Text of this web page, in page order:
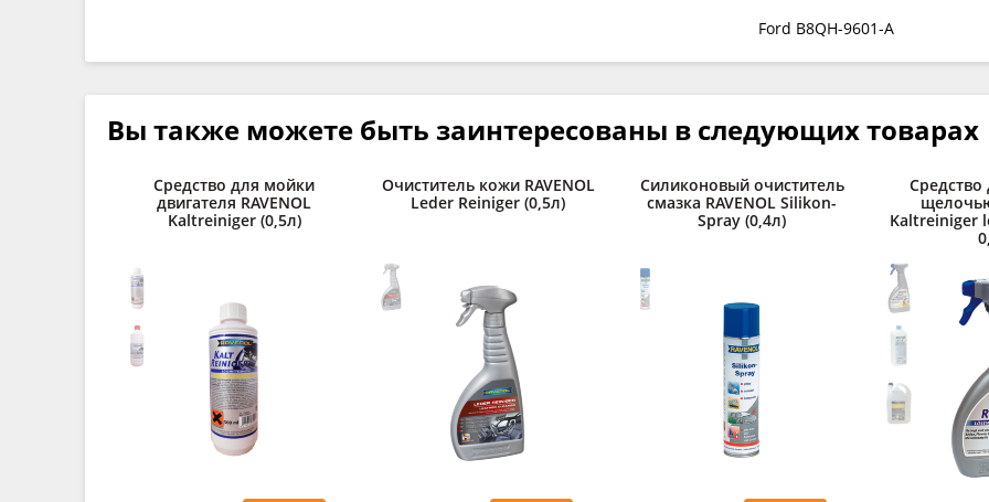
Ford B8QH-9601-A
Вы также можете быть заинтересованы в следующих товарах
Средство для мойки
двигателя RAVENOL
Kaltreiniger (0,5л)
Очиститель кожи RAVENOL
Leder Reiniger (0,5л)
Силиконовый очиститель
смазка RAVENOL Silikon-
Spray (0,4л)
Kaltreiniger